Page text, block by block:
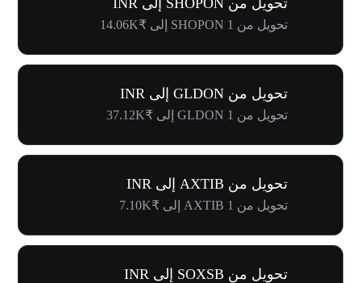
تحويل من 1 SHOPON إلى ₹14.06K
تحويل من GLDON إلى INR
تحويل من 1 GLDON إلى ₹37.12K
تحويل من AXTIB إلى INR
تحويل من 1 AXTIB إلى ₹7.10K
تحويل من SOXSB إلى INR